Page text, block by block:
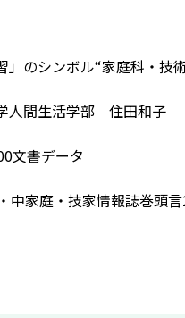
」のシンボル“家庭科・技
人間生活学部 住田和子
文書データ
中家庭・技家情報誌巻頭